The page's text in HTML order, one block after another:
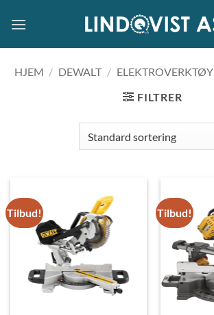
HJEM / DEWALT / ELEKTROVERKTØY
FILTRER
Tilbud! Tilbud!